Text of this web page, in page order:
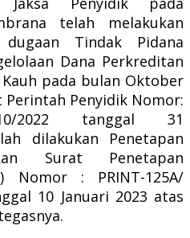
telah melakukan
Tindak Pidana
Dana Perkreditan
Kauh pada bulan Oktober
Perintah Penyidik Nomor:
10/2022 tanggal 31
dilakukan Penetapan
Surat Penetapan
Nomor : PRINT-125A/
10 Januari 2023 atas